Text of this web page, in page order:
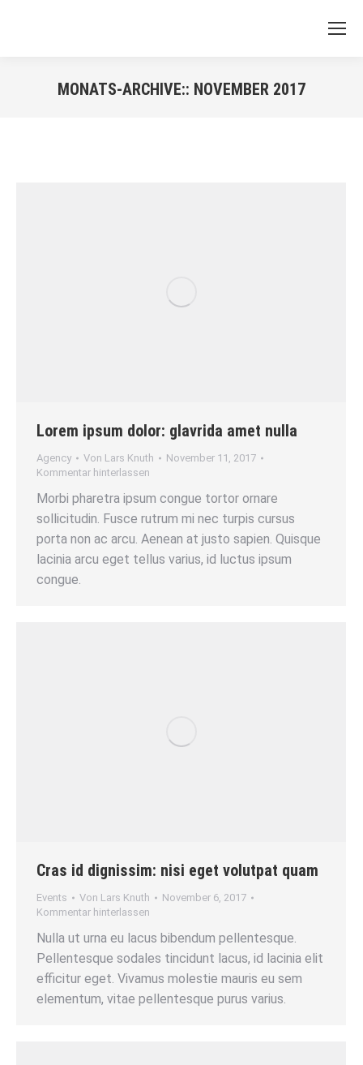
MONATS-ARCHIVE:: NOVEMBER 2017
Lorem ipsum dolor: glavrida amet nulla
Agency Von Lars Knuth
November 11, 2017
Kommentar hinterlassen
Morbi pharetra ipsum congue tortor ornare
sollicitudin. Fusce rutrum mi nec turpis cursus
porta non ac arcu. Aenean at justo sapien. Quisque
lacinia arcu eget tellus varius, id luctus ipsum
congue.
Cras id dignissim: nisi eget volutpat quam
Events Von Lars Knuth
November 6, 2017
Kommentar hinterlassen
Nulla ut urna eu lacus bibendum pellentesque.
Pellentesque sodales tincidunt lacus, id lacinia elit
efficitur eget. Vivamus molestie mauris eu sem
elementum, vitae pellentesque purus varius.